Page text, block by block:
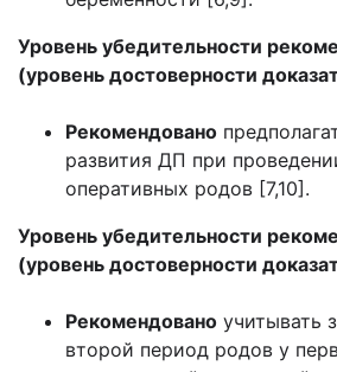
Уровень убедительности
(уровень достоверности
Рекомендовано
развития ДП при
оперативных родов [7,10].
Уровень убедительности
(уровень достоверности
Рекомендовано учитывать
второй период родов у